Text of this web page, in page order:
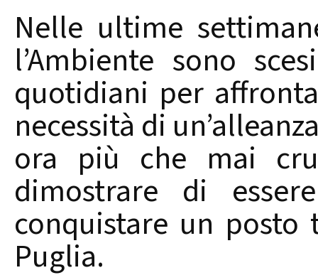
Nelle ultime
l’Ambiente sono
quotidiani per
necessità di
ora più che mai
dimostrare di
conquistare un
Puglia.